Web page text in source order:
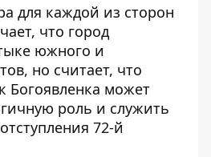
для каждой из сторон
что город
южного и
но считает, что
Богоявленка может
роль и служить
72-й